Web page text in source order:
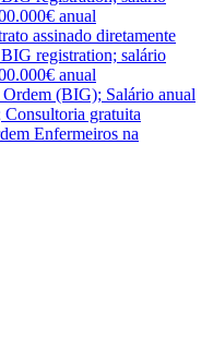
anual
assinado diretamente
registration; salário
anual
(BIG); Salário anual
gratuita
Enfermeiros na